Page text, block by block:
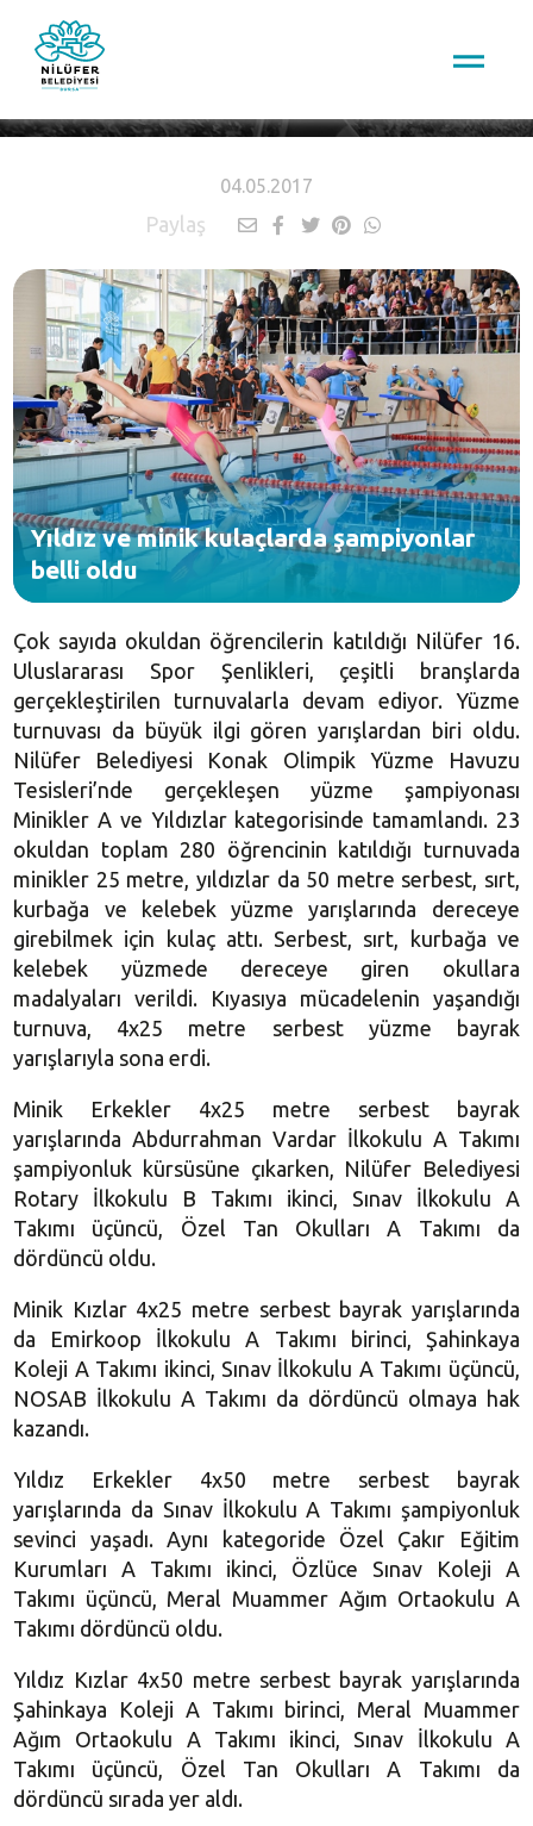
04.05.2017
Paylaş
Yıldız ve minik kulaçlarda şampiyonlar
belli oldu
Çok sayıda okuldan öğrencilerin katıldığı Nilüfer 16.
Uluslararası Spor Şenlikleri, çeşitli branşlarda
gerçekleştirilen turnuvalarla devam ediyor. Yüzme
turnuvası da büyük ilgi gören yarışlardan biri oldu.
Nilüfer Belediyesi Konak Olimpik Yüzme Havuzu
Tesisleri’nde gerçekleşen yüzme şampiyonası
Minikler A ve Yıldızlar kategorisinde tamamlandı. 23
okuldan toplam 280 öğrencinin katıldığı turnuvada
minikler 25 metre, yıldızlar da 50 metre serbest, sırt,
kurbağa ve kelebek yüzme yarışlarında dereceye
girebilmek için kulaç attı. Serbest, sırt, kurbağa ve
kelebek yüzmede dereceye giren okullara
madalyaları verildi. Kıyasıya mücadelenin yaşandığı
turnuva, 4x25 metre serbest yüzme bayrak
yarışlarıyla sona erdi.
Minik Erkekler 4x25 metre serbest bayrak
yarışlarında Abdurrahman Vardar İlkokulu A Takımı
şampiyonluk kürsüsüne çıkarken, Nilüfer Belediyesi
Rotary İlkokulu B Takımı ikinci, Sınav İlkokulu A
Takımı üçüncü, Özel Tan Okulları A Takımı da
dördüncü oldu.
Minik Kızlar 4x25 metre serbest bayrak yarışlarında
da Emirkoop İlkokulu A Takımı birinci, Şahinkaya
Koleji A Takımı ikinci, Sınav İlkokulu A Takımı üçüncü,
NOSAB İlkokulu A Takımı da dördüncü olmaya hak
kazandı.
Yıldız Erkekler 4x50 metre serbest bayrak
yarışlarında da Sınav İlkokulu A Takımı şampiyonluk
sevinci yaşadı. Aynı kategoride Özel Çakır Eğitim
Kurumları A Takımı ikinci, Özlüce Sınav Koleji A
Takımı üçüncü, Meral Muammer Ağım Ortaokulu A
Takımı dördüncü oldu.
Yıldız Kızlar 4x50 metre serbest bayrak yarışlarında
Şahinkaya Koleji A Takımı birinci, Meral Muammer
Ağım Ortaokulu A Takımı ikinci, Sınav İlkokulu A
Takımı üçüncü, Özel Tan Okulları A Takımı da
dördüncü sırada yer aldı.